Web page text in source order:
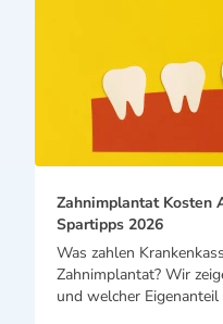
Zahnimplantat Kosten
Spartipps 2026
Was zahlen
Zahnimplantat? Wir
und welcher